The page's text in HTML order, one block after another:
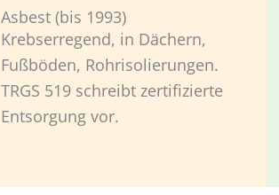
Asbest (bis 1993)
Krebserregend, in Dächern,
Fußböden, Rohrisolierungen.
TRGS 519 schreibt zertifizierte
Entsorgung vor.